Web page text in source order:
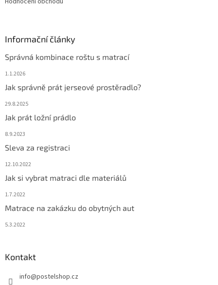
Informační články
Správná kombinace roštu s matrací
1.1.2026
Jak správně prát jerseové prostěradlo?
29.8.2025
Jak prát ložní prádlo
8.9.2023
Sleva za registraci
12.10.2022
Jak si vybrat matraci dle materiálů
1.7.2022
Matrace na zakázku do obytných aut
5.3.2022
Kontakt
info@postelshop.cz